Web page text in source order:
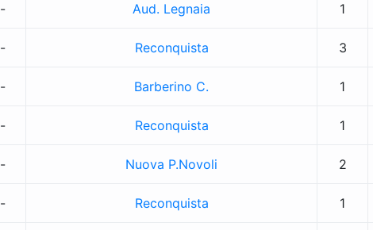
- Aud. Legnaia 1
- Reconquista 3
- Barberino C. 1
- Reconquista 1
- Nuova P.Novoli 2
- Reconquista 1